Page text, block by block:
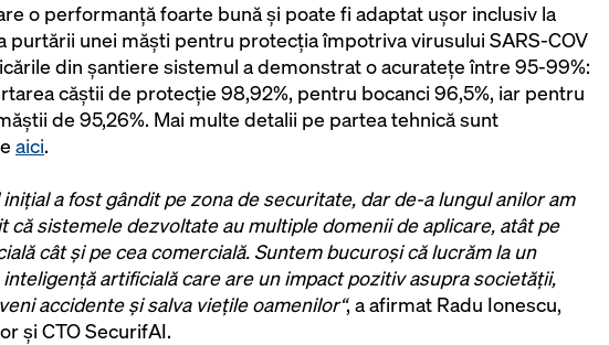
o performanță foarte bună și poate fi adaptat ușor inclusiv la
purtării unei măști pentru protecția împotriva virusului SARS-COV
din șantiere sistemul a demonstrat o acuratețe între 95-99%:
căștii de protecție 98,92%, pentru bocanci 96,5%, iar pentru
de 95,26%. Mai multe detalii pe partea tehnică sunt
aici.
inițial a fost gândit pe zona de securitate, dar de-a lungul anilor am
că sistemele dezvoltate au multiple domenii de aplicare, atât pe
cât și pe cea comercială. Suntem bucuroși că lucrăm la un
artificială care are un impact pozitiv asupra societății,
accidente și salva viețile oamenilor“, a afirmat Radu Ionescu,
și CTO SecurifAI.